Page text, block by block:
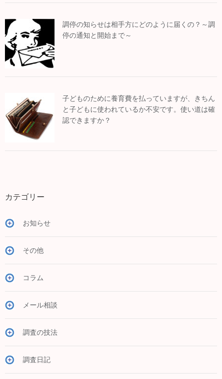
調停の知らせは相手方にどのように届くの？～調
停の通知と開始まで～
子どものために養育費を払っていますが、きちん
と子どもに使われているか不安です。使い道は確
認できますか？
カテゴリー
お知らせ
その他
コラム
メール相談
調査の技法
調査日記